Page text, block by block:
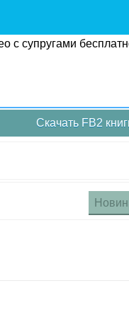
с супругами
Скачать FB2